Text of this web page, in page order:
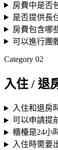
房費中是否
是否提供長
房費包含哪
可以進行團
Category 02
入住 / 退
入住和退房
可以申請提
櫃檯是24小
入住時需要